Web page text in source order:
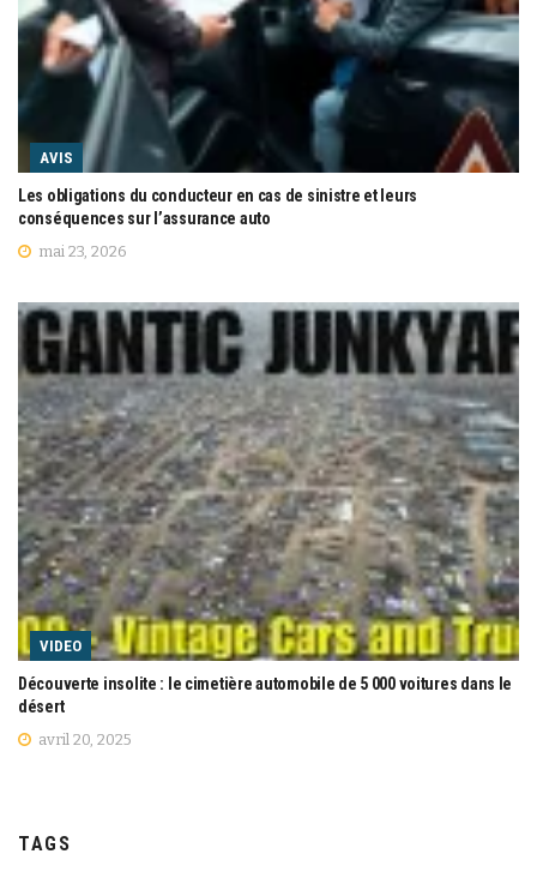
AVIS
Les obligations du conducteur en cas de sinistre et leurs
conséquences sur l’assurance auto
mai 23, 2026
VIDEO
Découverte insolite : le cimetière automobile de 5 000 voitures dans le
désert
avril 20, 2025
TAGS